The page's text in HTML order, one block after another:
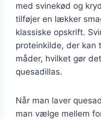
med svinekød og
tilføjer en lækker
klassiske opskrift.
proteinkilde, der kan
måder, hvilket gør
quesadillas.
Når man laver
man vælge mellem